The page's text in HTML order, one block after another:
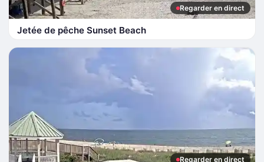
Regarder en direct
Jetée de pêche Sunset Beach
Regarder en direct